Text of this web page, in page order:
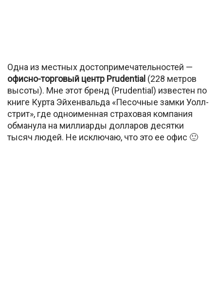
Одна из местных достопримечательностей —
офисно-торговый центр Prudential (228 метров
высоты). Мне этот бренд (Prudential) известен по
книге Курта Эйхенвальда «Песочные замки Уолл-
стрит», где одноименная страховая компания
обманула на миллиарды долларов десятки
тысяч людей. Не исключаю, что это ее офис 🙂